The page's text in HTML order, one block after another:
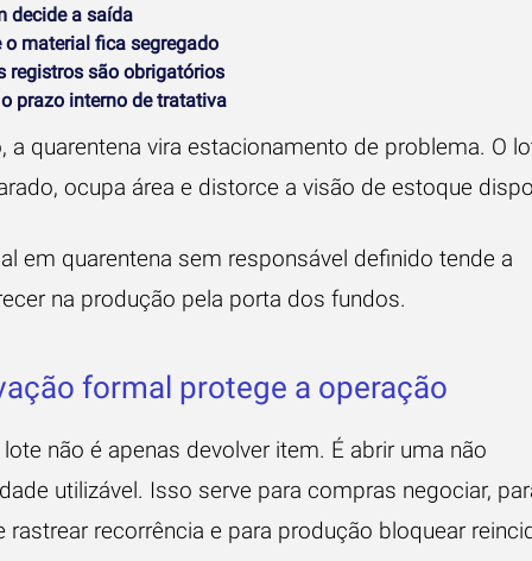
decide a saída
o material fica segregado
registros são obrigatórios
prazo interno de tratativa
a quarentena vira estacionamento de problema. O
ocupa área e distorce a visão de estoque
em quarentena sem responsável definido tende a
na produção pela porta dos fundos.
formal protege a operação
não é apenas devolver item. É abrir uma não
utilizável. Isso serve para compras negociar,
rastrear recorrência e para produção bloquear